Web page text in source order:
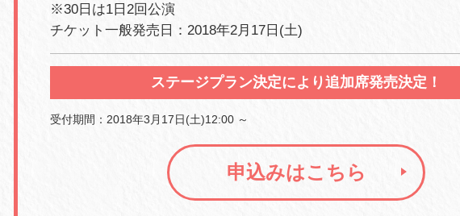
※30日は1日2回公演
チケット一般発売日：2018年2月17日(土)
ステージプラン決定により追加席発売決定！
受付期間：2018年3月17日(土)12:00 ～
申込みはこちら